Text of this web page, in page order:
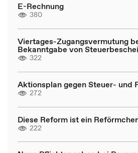
E-Rechnung
380
Viertages-Zugangsvermutung
Bekanntgabe von
322
Aktionsplan gegen Steuer- und
272
Diese Reform ist ein
222